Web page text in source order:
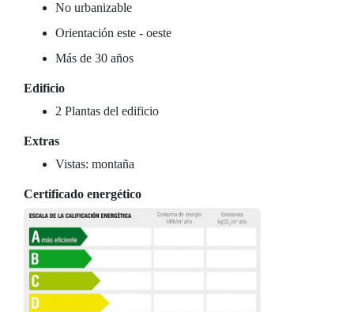
No urbanizable
Orientación este - oeste
Más de 30 años
Edificio
2 Plantas del edificio
Extras
Vistas: montaña
Certificado energético